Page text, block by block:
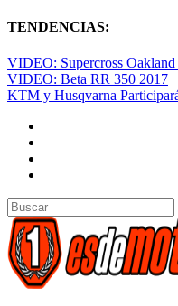
TENDENCIAS:
VIDEO: Supercross
VIDEO: Beta RR 350 2017
KTM y Husqvarna